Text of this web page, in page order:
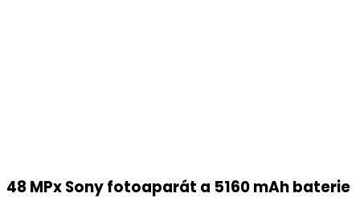
48 MPx Sony fotoaparát a 5160 mAh baterie